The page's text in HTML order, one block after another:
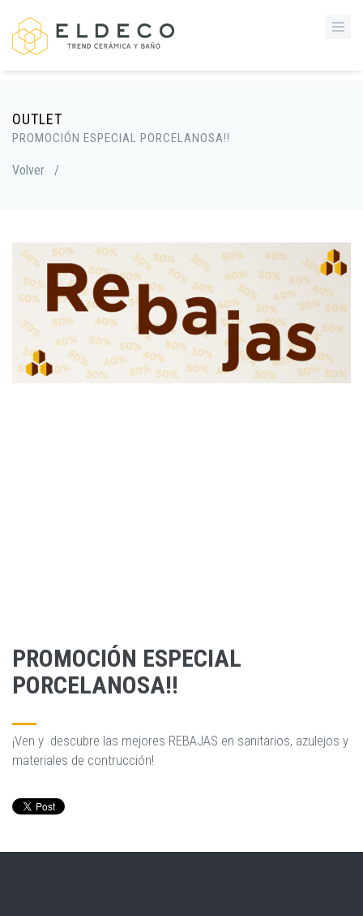
OUTLET
PROMOCIÓN ESPECIAL PORCELANOSA!!
Volver /
PROMOCIÓN ESPECIAL
PORCELANOSA!!
¡Ven y descubre las mejores REBAJAS en sanitarios, azulejos y
materiales de contrucción!